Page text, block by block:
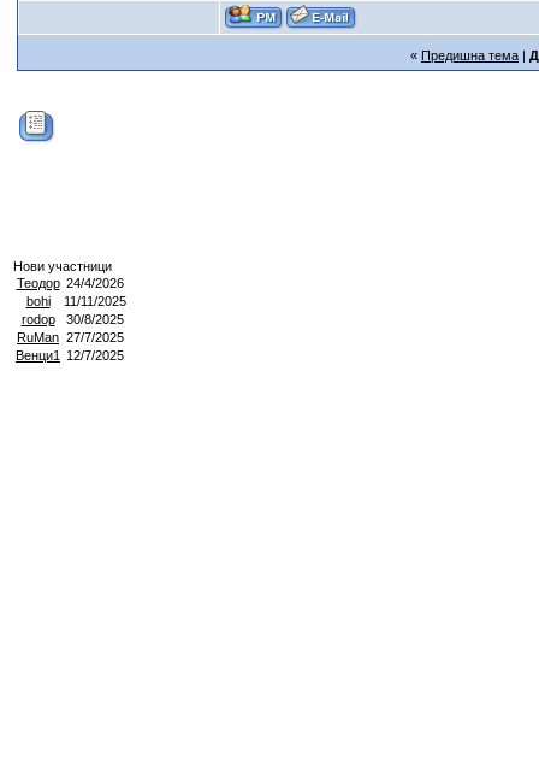
« Предишна тема|
Нови участници
Теодор 24/4/2026
bohi
11/11/2025
rodop
30/8/2025
RuMan 27/7/2025
Венци1
12/7/2025